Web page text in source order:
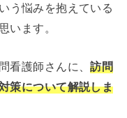
う悩みを抱えている
います。
看護師さんに、訪問
策について解説しま